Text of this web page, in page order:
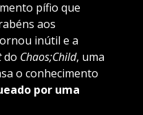
pífio que
aos
inútil e a
do Chaos;Child, uma
o conhecimento
por uma